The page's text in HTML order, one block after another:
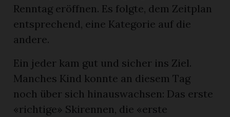
Renntag eröffnen. Es folgte, dem Zeitplan
entsprechend, eine Kategorie auf die
andere.
Ein jeder kam gut und sicher ins Ziel.
Manches Kind konnte an diesem Tag
noch über sich hinauswachsen: Das erste
«richtige» Skirennen, die «erste